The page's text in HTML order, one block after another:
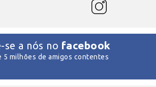
se a nós no facebook
5 milhões de amigos contentes